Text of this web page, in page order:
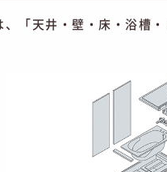
、「天井・壁・床・浴槽